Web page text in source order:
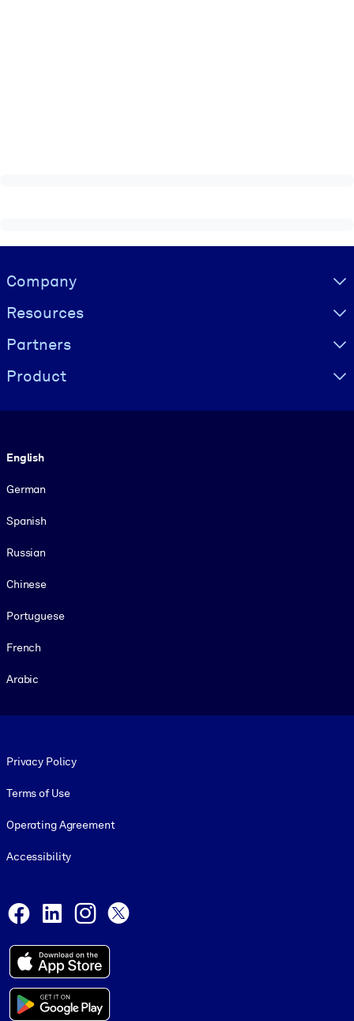
Visually hidden Text
Company
Resources
Partners
Product
English
German
Spanish
Russian
Chinese
Portuguese
French
Arabic
Privacy Policy
Terms of Use
Operating Agreement
Accessibility
Facebook
LinkedInInstagram